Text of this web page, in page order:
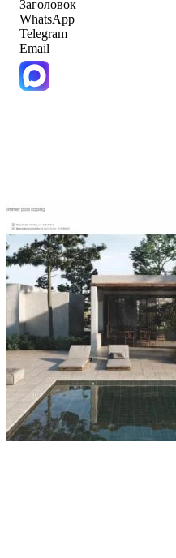
Заголовок
WhatsApp
Telegram
Email